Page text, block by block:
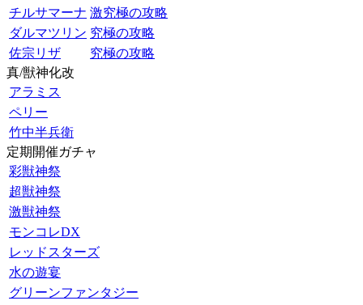
チルサマーナ 激究極の攻略
ダルマツリン 究極の攻略
佐宗リザ
究極の攻略
真/獣神化改
アラミス
ペリー
竹中半兵衛
定期開催ガチャ
彩獣神祭
超獣神祭
激獣神祭
モンコレDX
レッドスターズ
水の遊宴
グリーンファンタジー